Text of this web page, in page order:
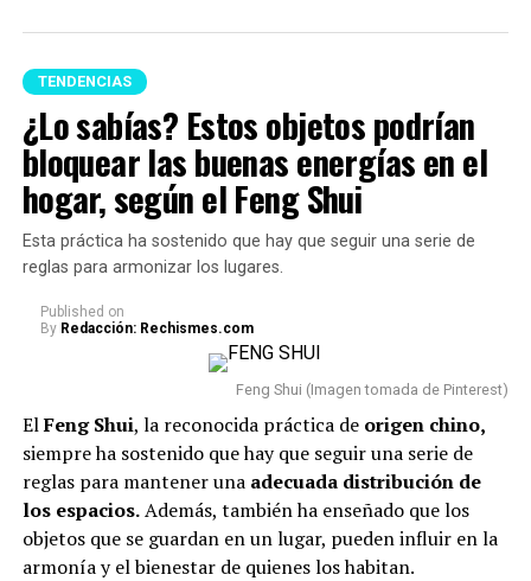
TENDENCIAS
¿Lo sabías? Estos objetos podrían
bloquear las buenas energías en el
hogar, según el Feng Shui
Esta práctica ha sostenido que hay que seguir una serie de
reglas para armonizar los lugares.
Published on
By Redacción: Rechismes.com
Feng Shui (Imagen tomada de Pinterest)
ElFeng Shui, la reconocida práctica deorigen chino,
siempre ha sostenido que hay que seguir una serie de
reglas para mantener unaadecuada distribución de
los espacios.Además, también ha enseñado que los
objetos que se guardan en un lugar, pueden influir en la
armonía y el bienestar de quienes los habitan.